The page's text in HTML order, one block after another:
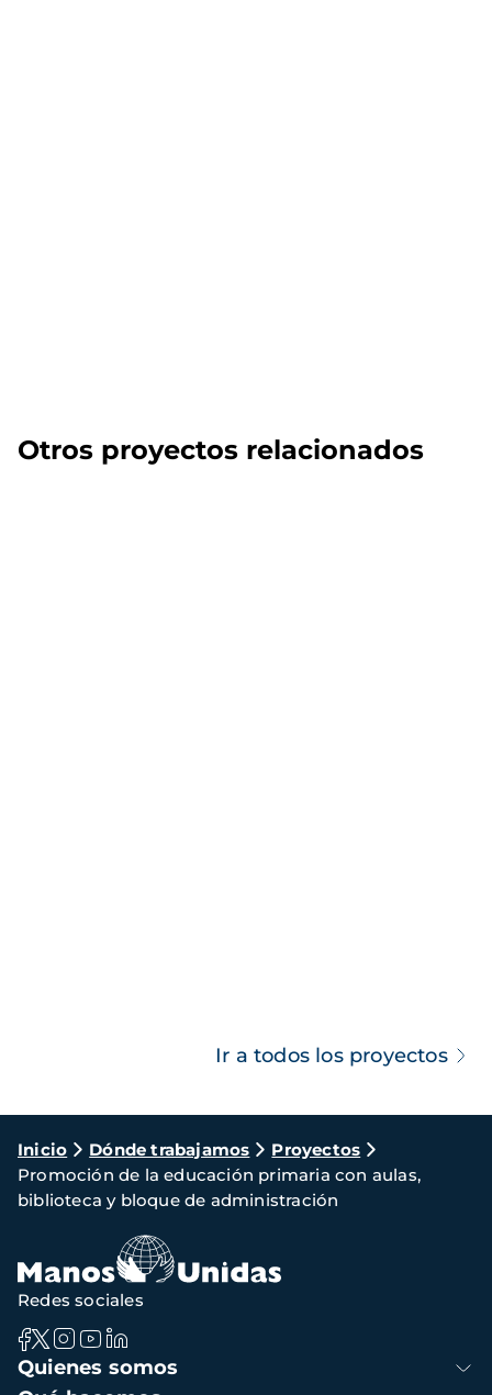
Otros proyectos relacionados
Ir a todos los proyectos
Ruta
de
navegación
Inicio Dónde trabajamos
Proyectos
Promoción de la educación primaria con aulas,
biblioteca y bloque de administración
Navegación
principal
Quienes somos
Redes sociales